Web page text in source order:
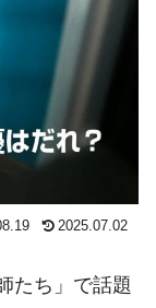
2025.07.02
たち」で話題